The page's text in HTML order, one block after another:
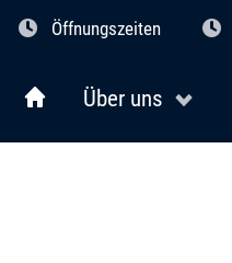
Öffnungszeiten
Über uns